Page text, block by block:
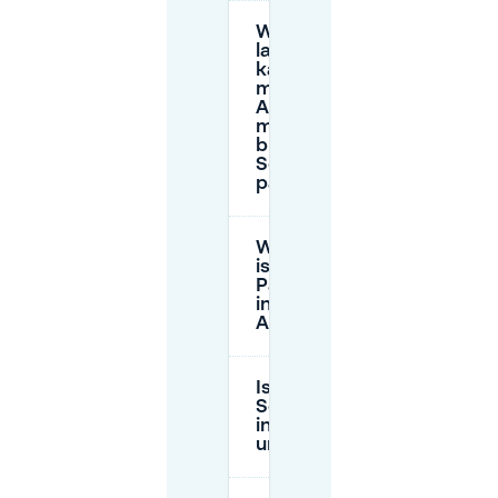
Wie
lange
kann
man in
Aarschot
mit einer
blauen
Scheibe
parken?
Wie hoch
ist das
Parkticket
in
Aarschot?
Ist
Sensorshortzeitparken
in Aarschot kostenlos
und wie lange?